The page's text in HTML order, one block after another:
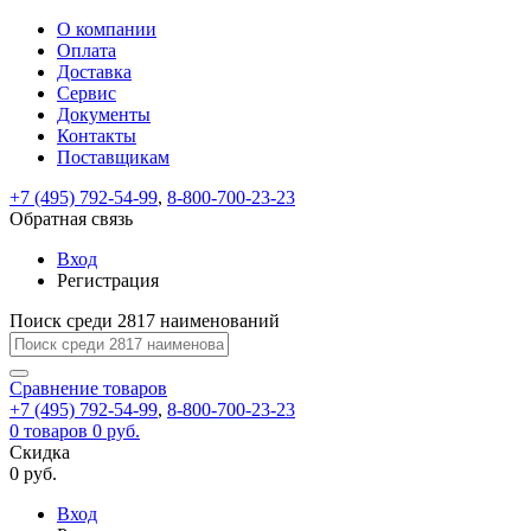
ВходРегистрация
Только
test@example.com
отправлена
по
ней
для
регистрации.
Ок
Только
Запомнить
меня
Забыли
Восстановление
пароля
Заполните
форму.
Мы
отправим
ссылку
на
указанный
электронный
адрес,
перейдя
по
которой
вы
новый
На
вашу
test@test.ru
отправлена
ссылка.
Перейдите
по
для
смены
пароля.
Введите
новый
пароль
Сменить
Пароль
успешно
Войти
Обратная
связь
Сообщение
пользовательского
соглашения
Ваше
сообщение
успешно
О компании
Оплата
Доставка
Сервис
Документы
Контакты
Поставщикам
+7 (495) 792-54-99, 8-800-700-23-23
Обратная связь
Вход
Регистрация
Поиск среди 2817 наименований
Сравнение товаров
+7 (495) 792-54-99, 8-800-700-23-23
0 товаров 0 руб.
Скидка
0 руб.
Вход